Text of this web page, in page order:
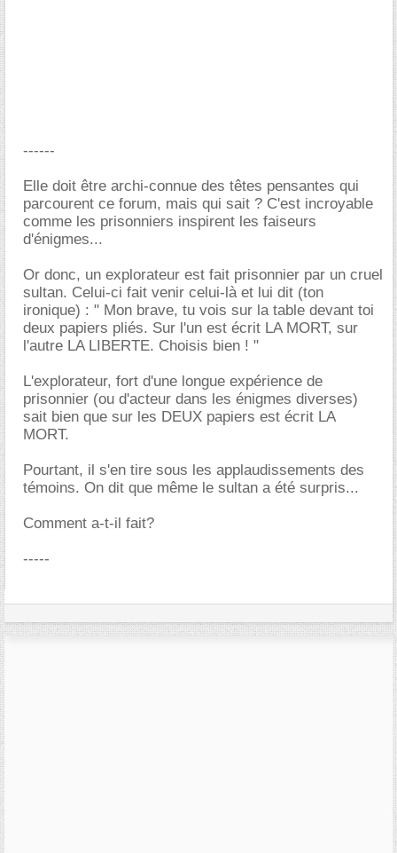
------
Elle doit être archi-connue des têtes pensantes qui
parcourent ce forum, mais qui sait ? C'est incroyable
comme les prisonniers inspirent les faiseurs
d'énigmes...
Or donc, un explorateur est fait prisonnier par un cruel
sultan. Celui-ci fait venir celui-là et lui dit (ton
ironique) : " Mon brave, tu vois sur la table devant toi
deux papiers pliés. Sur l'un est écrit LA MORT, sur
l'autre LA LIBERTE. Choisis bien ! "
L'explorateur, fort d'une longue expérience de
prisonnier (ou d'acteur dans les énigmes diverses)
sait bien que sur les DEUX papiers est écrit LA
MORT.
Pourtant, il s'en tire sous les applaudissements des
témoins. On dit que même le sultan a été surpris...
Comment a-t-il fait?
-----